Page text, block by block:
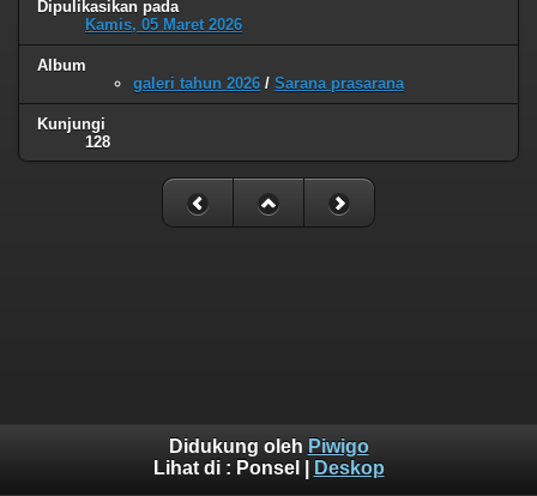
Dipulikasikan pada
Kamis, 05 Maret 2026
Album
galeri tahun 2026 / Sarana prasarana
Kunjungi
128
Didukung oleh Piwigo
Lihat di : Ponsel Deskop